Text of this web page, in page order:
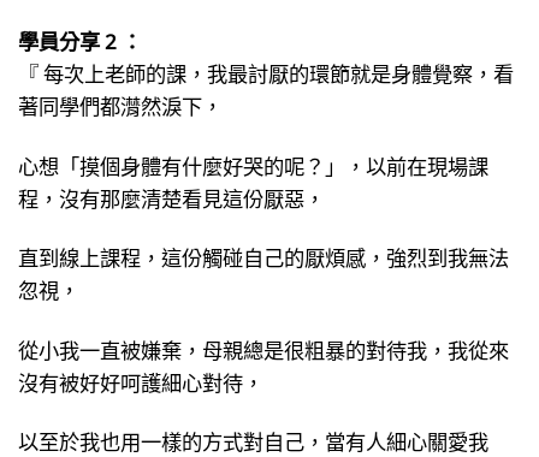
學員分享 2 ：
『 每次上老師的課，我最討厭的環節就是身體覺察，看
著同學們都潸然淚下，
心想「摸個身體有什麼好哭的呢？」，以前在現場課
程，沒有那麼清楚看見這份厭惡，
直到線上課程，這份觸碰自己的厭煩感，強烈到我無法
忽視，
從小我一直被嫌棄，母親總是很粗暴的對待我，我從來
沒有被好好呵護細心對待，
以至於我也用一樣的方式對自己，當有人細心關愛我